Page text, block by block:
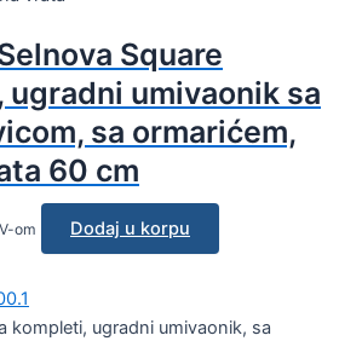
Square
ugradni umivaonik sa
sa ormarićem,
60 cm
om Dodaj u korpu
kompleti, ugradni umivaonik, sa